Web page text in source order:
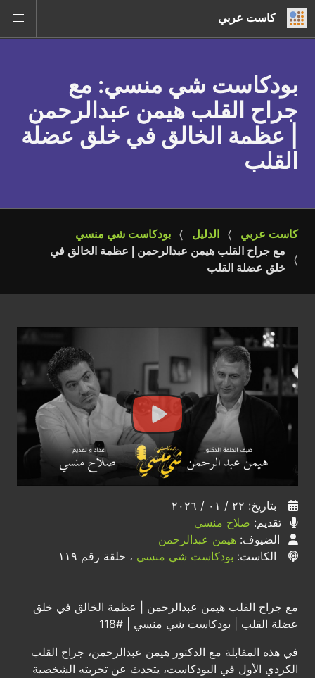
كاست عربي
بودكاست شي منسي: مع
جراح القلب هيمن عبدالرحمن
| عظمة الخالق في خلق عضلة
القلب
كاست عربي الدليل
بودكاست شي منسي
مع جراح القلب هيمن عبدالرحمن | عظمة الخالق في
خلق عضلة القلب
بتاريخ: ٢٢ / ٠١ / ٢٠٢٦
تقديم: صلاح منسي
الضيوف: هيمن عبدالرحمن
الكاست: بودكاست شي منسي ، حلقة رقم ١١٩
مع جراح القلب هيمن عبدالرحمن | عظمة الخالق في خلق
عضلة القلب | بودكاست شي منسي | #118
في هذه المقابلة مع الدكتور هيمن عبدالرحمن، جراح القلب
الكردي الأول في البودكاست، يتحدث عن تجربته الشخصية